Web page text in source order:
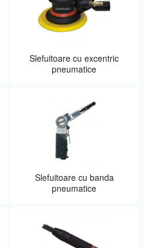
Slefuitoare cu excentric
pneumatice
Slefuitoare cu banda
pneumatice